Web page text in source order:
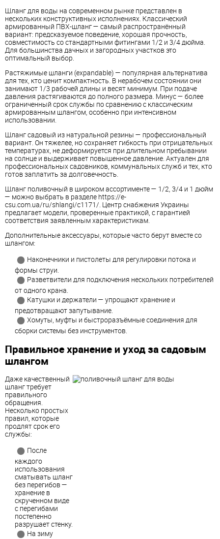
Шланг для воды на современном рынке представлен в
нескольких конструктивных исполнениях. Классический
армированный ПВХ-шланг — самый распространённый
вариант: предсказуемое поведение, хорошая прочность,
совместимость со стандартными фитингами 1/2 и 3/4 дюйма.
Для большинства дачных и загородных участков это
оптимальный выбор.
Растяжимые шланги (expandable) — популярная альтернатива
для тех, кто ценит компактность. В нерабочем состоянии они
занимают 1/3 рабочей длины и весят минимум. При подаче
давления растягиваются до полного размера. Минус — более
ограниченный срок службы по сравнению с классическим
армированным шлангом, особенно при интенсивном
использовании.
Шланг садовый из натуральной резины — профессиональный
вариант. Он тяжелее, но сохраняет гибкость при отрицательных
температурах, не деформируется при длительном пребывании
на солнце и выдерживает повышенное давление. Актуален для
профессиональных садовников, коммунальных служб и тех, кто
готов заплатить за долговечность.
Шланг поливочный в широком ассортименте — 1/2, 3/4 и 1 дюйм
— можно выбрать в разделе https://e-
csu.com.ua/ru/shlangi/c1171/. Центр снабжения Украины
предлагает модели, проверенные практикой, с гарантией
соответствия заявленным характеристикам.
Дополнительные аксессуары, которые часто берут вместе со
шлангом:
Наконечники и пистолеты для регулировки потока и
формы струи.
Разветвители для подключения нескольких потребителей
от одного крана.
Катушки и держатели — упрощают хранение и
предотвращают запутывание.
Хомуты, муфты и быстроразъёмные соединения для
сборки системы без инструментов.
Правильное хранение и уход за садовым
шлангом
Даже качественный
шланг требует
правильного
обращения.
Несколько простых
правил, которые
продлят срок его
службы:
После
каждого
использования
сматывать шланг
без перегибов —
хранение в
скрученном виде
с перегибами
постепенно
разрушает стенку.
На зиму